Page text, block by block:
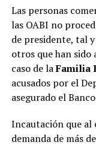
Las personas
las OABI no
de presidente, tal
otros que han sido
caso de laFamilia
acusados por el
asegurado el
Incautación que al
demanda de más